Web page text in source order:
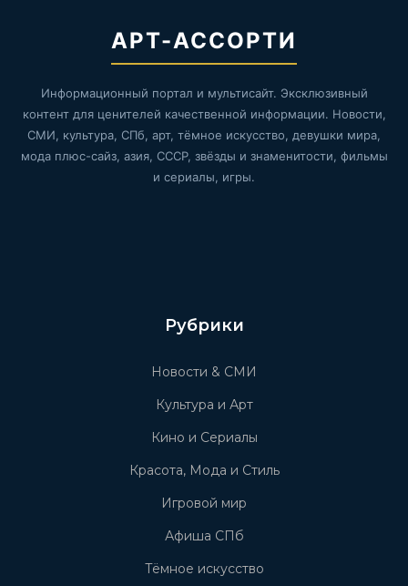
АРТ-АССОРТИ
Информационный портал и мультисайт. Эксклюзивный
контент для ценителей качественной информации. Новости,
СМИ, культура, СПб, арт, тёмное искусство, девушки мира,
мода плюс-сайз, азия, СССР, звёзды и знаменитости, фильмы
и сериалы, игры.
Рубрики
Новости & СМИ
Культура и Арт
Кино и Сериалы
Красота, Мода и Стиль
Игровой мир
Афиша СПб
Тёмное искусство